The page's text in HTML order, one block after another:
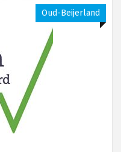
Oud-Beijerland